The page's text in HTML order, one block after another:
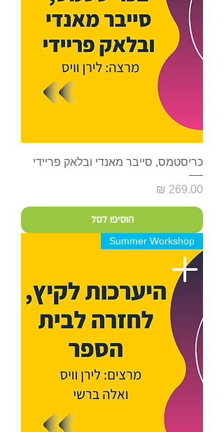
כריסטמס, סייבר מאנדי ובלאק פריידי
מחיר
הוסיפו לסל
Summer Workshop